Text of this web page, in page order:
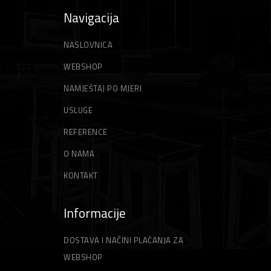
Stege
Zidarski alati
Gleteri
Motorni trimeri
Niti za trimer
Vrtne vreće
Vrtni sjekači
Navigacija
NASLOVNICA
WEBSHOP
NAMJEŠTAJ PO MJERI
USLUGE
REFERENCE
O NAMA
KONTAKT
Informacije
DOSTAVA I NAČINI PLAĆANJA ZA
WEBSHOP